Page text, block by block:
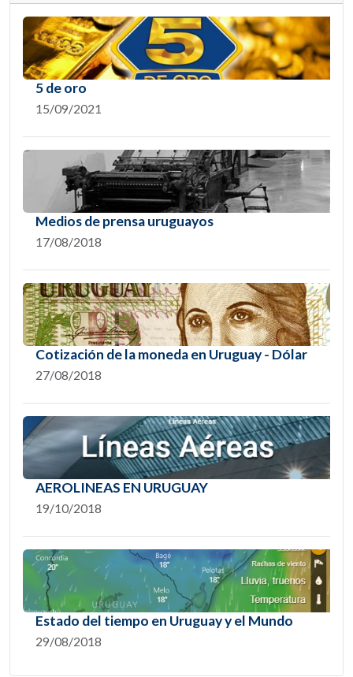
5 de oro
15/09/2021
Medios de prensa uruguayos
17/08/2018
Cotización de la moneda en Uruguay - Dólar
27/08/2018
AEROLINEAS EN URUGUAY
19/10/2018
Estado del tiempo en Uruguay y el Mundo
29/08/2018